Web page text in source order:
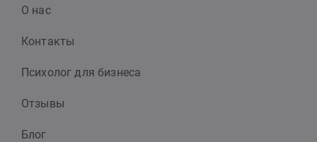
О нас
Контакты
Психолог для бизнеса
Отзывы
Блог